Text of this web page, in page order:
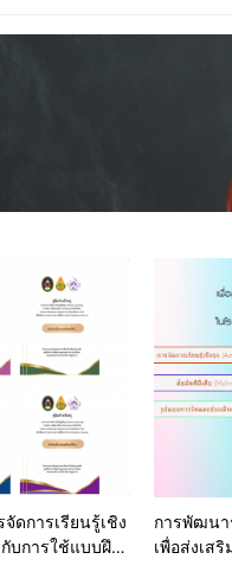
ดการเรียนรู้เชิง
บการใช้แบบฝึก
การพัฒนา
เพื่อส่งเส